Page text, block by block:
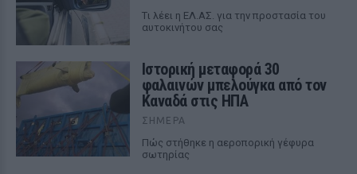
Tι λέει η ΕΛ.ΑΣ. για την προστασία του
αυτοκινήτου σας
Ιστορική μεταφορά 30
φαλαινών μπελούγκα από τον
Καναδά στις ΗΠΑ
ΣΉΜΕΡΑ
Πώς στήθηκε η αεροπορική γέφυρα
σωτηρίας